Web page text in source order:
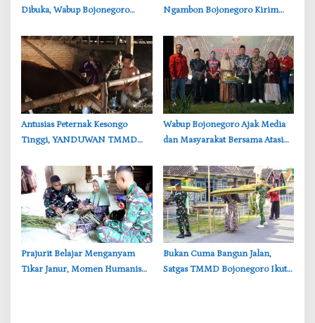
Dibuka, Wabup Bojonegoro
Bersih
Ngambon Bojonegoro Kirim
Bondol
‎Antusias Peternak Kesongo
Tinggi, YANDUWAN TMMD
Wabup Bojonegoro Ajak Media
dan Masyarakat Bersama Atasi
‎Prajurit Belajar Menganyam
Tikar Janur, Momen Humanis
‎Bukan Cuma Bangun Jalan,
Satgas TMMD Bojonegoro Ikut